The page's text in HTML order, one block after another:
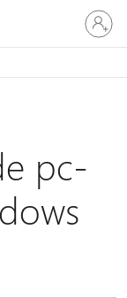
Meld
je
aan
je
pc-